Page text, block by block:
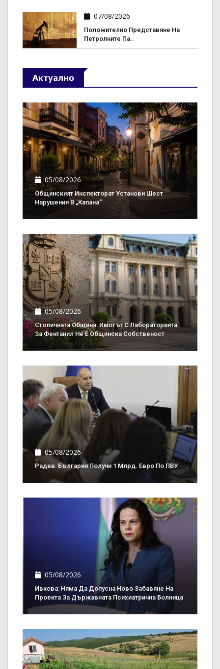
07/08/2026
Положително Представяне На
Петролните Па..
Актуално
05/08/2026
Общинският Инспекторат Установи Шест
Нарушения В „Капана“
05/08/2026
Столичната Община: Имотът С Лабораторията
За Фентанил Не Е Общинска Собственост
05/08/2026
Радев: България Получи 1 Млрд. Евро По ПВУ
05/08/2026
Ивкова: Няма Да Допусна Ново Забавяне На
Проекта За Държавната Психиатрична Болница